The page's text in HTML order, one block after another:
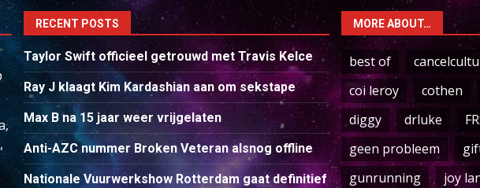
RECENT POSTS
Taylor Swift officieel getrouwd met Travis Kelce
Ray J klaagt Kim Kardashian aan om sekstape
Max B na 15 jaar weer vrijgelaten
Anti-AZC nummer Broken Veteran alsnog offline
Nationale Vuurwerkshow Rotterdam gaat definitief
MORE ABOUT…
best of
coi leroy
cothen
diggy
drluke
geen probleem
gunrunning
joy